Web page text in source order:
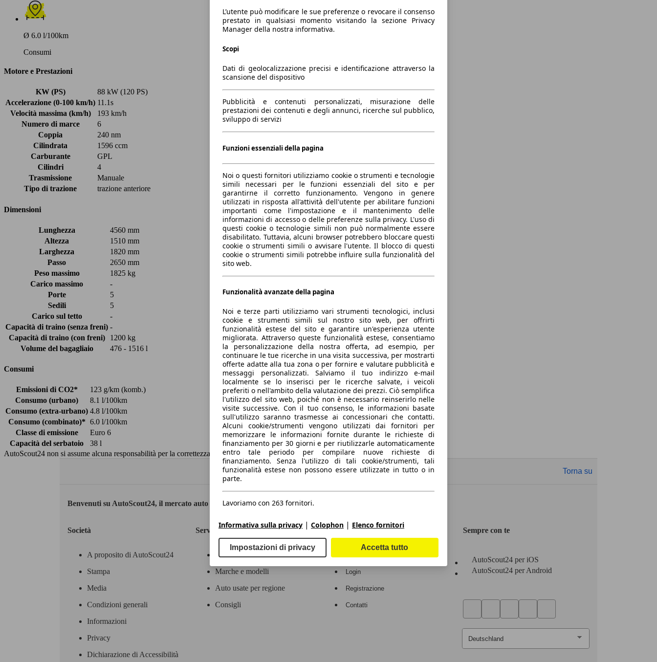
Ø 6.0 l/100km
Consumi
Motore e Prestazioni
KW (PS)
88 kW (120 PS)
Accelerazione (0-100 km/h) 11.1s
Velocità massima (km/h)
193 km/h
Numero di marce
6
Coppia
240 nm
Cilindrata
1596 ccm
Carburante
GPL
Cilindri
4
Trasmissione
Manuale
Tipo di trazione
trazione anteriore
Dimensioni
Lunghezza
4560 mm
Altezza
1510 mm
Larghezza
1820 mm
Passo
2650 mm
Peso massimo
1825 kg
Carico massimo
-
Porte
5
Sedili
5
Carico sul tetto
-
Capacità di traino (senza freni) -
Capacità di traino (con freni)
1200 kg
Volume del bagagliaio
476 - 1516 l
Consumi
Emissioni di CO2*
123 g/km (komb.)
Consumo (urbano)
8.1 l/100km
Consumo (extra-urbano) 4.8 l/100km
Consumo (combinato)* 6.0 l/100km
Classe di emissione
Euro 6
Capacità del serbatoio
38 l
AutoScout24 non si assume alcuna responsabilità per la correttezza dei dati.
Torna su
Benvenuti su AutoScout24, il mercato auto europeo.
Società
A proposito di AutoScout24
Stampa
Media
Condizioni generali
Informazioni
Privacy
Dichiarazione di Accessibilità
Servizi
Contatti
Marche e modelli
Auto usate per regione
Consigli
Area rivenditori
Login
Registrazione
Contatti
Sempre con te
AutoScout24 per iOS
AutoScout24 per Android
L’utente può modificare le sue preferenze o revocare il consenso
prestato in qualsiasi momento visitando la sezione Privacy
Manager della nostra informativa.
Scopi
Dati di geolocalizzazione precisi e identificazione attraverso la
scansione del dispositivo
Pubblicità e contenuti personalizzati, misurazione delle
prestazioni dei contenuti e degli annunci, ricerche sul pubblico,
sviluppo di servizi
Funzioni essenziali della pagina
Noi o questi fornitori utilizziamo cookie o strumenti e tecnologie
simili necessari per le funzioni essenziali del sito e per
garantirne il corretto funzionamento. Vengono in genere
utilizzati in risposta all'attività dell'utente per abilitare funzioni
importanti come l'impostazione e il mantenimento delle
informazioni di accesso o delle preferenze sulla privacy. L'uso di
questi cookie o tecnologie simili non può normalmente essere
disabilitato. Tuttavia, alcuni browser potrebbero bloccare questi
cookie o strumenti simili o avvisare l'utente. Il blocco di questi
cookie o strumenti simili potrebbe influire sulla funzionalità del
sito web.
Funzionalità avanzate della pagina
Noi e terze parti utilizziamo vari strumenti tecnologici, inclusi
cookie e strumenti simili sul nostro sito web, per offrirti
funzionalità estese del sito e garantire un'esperienza utente
migliorata. Attraverso queste funzionalità estese, consentiamo
la personalizzazione della nostra offerta, ad esempio, per
continuare le tue ricerche in una visita successiva, per mostrarti
offerte adatte alla tua zona o per fornire e valutare pubblicità e
messaggi personalizzati. Salviamo il tuo indirizzo e-mail
localmente se lo inserisci per le ricerche salvate, i veicoli
preferiti o nell'ambito della valutazione dei prezzi. Ciò semplifica
l'utilizzo del sito web, poiché non è necessario reinserirlo nelle
visite successive. Con il tuo consenso, le informazioni basate
sull'utilizzo saranno trasmesse ai concessionari che contatti.
Alcuni cookie/strumenti vengono utilizzati dai fornitori per
memorizzare le informazioni fornite durante le richieste di
finanziamento per 30 giorni e per riutilizzarle automaticamente
entro tale periodo per compilare nuove richieste di
finanziamento. Senza l'utilizzo di tali cookie/strumenti, tali
funzionalità estese non possono essere utilizzate in tutto o in
parte.
Lavoriamo con 263 fornitori.
Informativa sulla privacy | Colophon | Elenco fornitori
Impostazioni di privacy Accetta tutto